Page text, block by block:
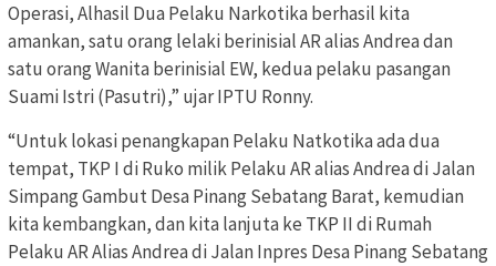
Operasi, Alhasil Dua Pelaku Narkotika berhasil kita
amankan, satu orang lelaki berinisial AR alias Andrea dan
satu orang Wanita berinisial EW, kedua pelaku pasangan
Suami Istri (Pasutri),” ujar IPTU Ronny.
“Untuk lokasi penangkapan Pelaku Natkotika ada dua
tempat, TKP I di Ruko milik Pelaku AR alias Andrea di Jalan
Simpang Gambut Desa Pinang Sebatang Barat, kemudian
kita kembangkan, dan kita lanjuta ke TKP II di Rumah
Pelaku AR Alias Andrea di Jalan Inpres Desa Pinang Sebatang